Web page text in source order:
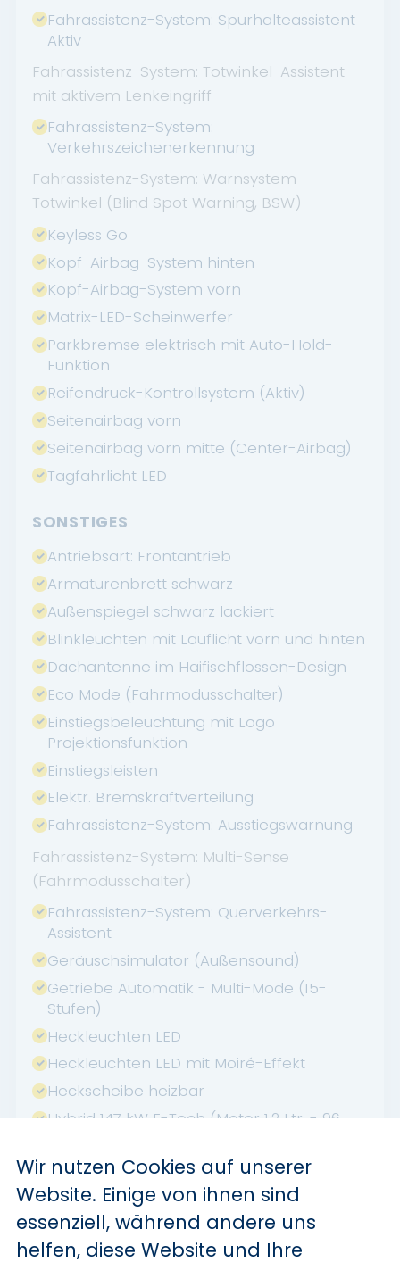
Fahrassistenz-System: Spurhalteassistent
Aktiv
Fahrassistenz-System: Totwinkel-Assistent
mit aktivem Lenkeingriff
Fahrassistenz-System:
Verkehrszeichenerkennung
Fahrassistenz-System: Warnsystem
Totwinkel (Blind Spot Warning, BSW)
Keyless Go
Kopf-Airbag-System hinten
Kopf-Airbag-System vorn
Matrix-LED-Scheinwerfer
Parkbremse elektrisch mit Auto-Hold-
Funktion
Reifendruck-Kontrollsystem (Aktiv)
Seitenairbag vorn
Seitenairbag vorn mitte (Center-Airbag)
Tagfahrlicht LED
SONSTIGES
Antriebsart: Frontantrieb
Armaturenbrett schwarz
Außenspiegel schwarz lackiert
Blinkleuchten mit Lauflicht vorn und hinten
Dachantenne im Haifischflossen-Design
Eco Mode (Fahrmodusschalter)
Einstiegsbeleuchtung mit Logo
Projektionsfunktion
Einstiegsleisten
Elektr. Bremskraftverteilung
Fahrassistenz-System: Ausstiegswarnung
Fahrassistenz-System: Multi-Sense
(Fahrmodusschalter)
Fahrassistenz-System: Querverkehrs-
Assistent
Geräuschsimulator (Außensound)
Getriebe Automatik - Multi-Mode (15-
Stufen)
Heckleuchten LED
Heckleuchten LED mit Moiré-Effekt
Heckscheibe heizbar
Hybrid 147 kW E-Tech (Motor 1,2 Ltr. - 96
Innenspiegel rahmenlos
Ionisator zur Luftreinigung
Karosserie: 5-türig
Kinderspiegel (zusätzlicher Innenspiegel für
Wir nutzen Cookies auf unserer
Website. Einige von ihnen sind
essenziell, während andere uns
helfen, diese Website und Ihre